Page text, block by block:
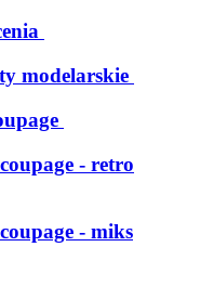
modelarskie
- retro
- miks